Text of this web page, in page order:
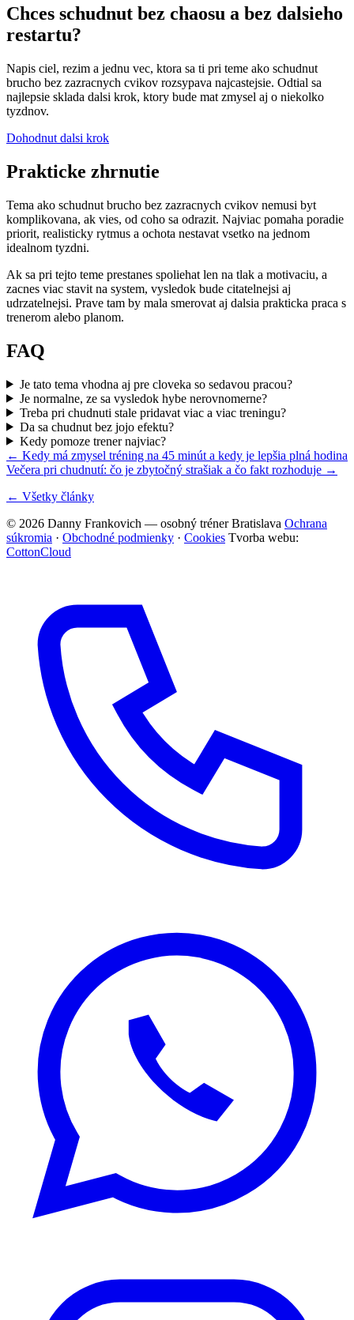
Chces schudnut bez chaosu a bez dalsieho
restartu?
Napis ciel, rezim a jednu vec, ktora sa ti pri teme ako schudnut
brucho bez zazracnych cvikov rozsypava najcastejsie. Odtial sa
najlepsie sklada dalsi krok, ktory bude mat zmysel aj o niekolko
tyzdnov.
Dohodnut dalsi krok
Prakticke zhrnutie
Tema ako schudnut brucho bez zazracnych cvikov nemusi byt
komplikovana, ak vies, od coho sa odrazit. Najviac pomaha poradie
priorit, realisticky rytmus a ochota nestavat vsetko na jednom
idealnom tyzdni.
Ak sa pri tejto teme prestanes spoliehat len na tlak a motivaciu, a
zacnes viac stavit na system, vysledok bude citatelnejsi aj
udrzatelnejsi. Prave tam by mala smerovat aj dalsia prakticka praca s
trenerom alebo planom.
FAQ
Je tato tema vhodna aj pre cloveka so sedavou pracou?
Je normalne, ze sa vysledok hybe nerovnomerne?
Treba pri chudnuti stale pridavat viac a viac treningu?
Da sa chudnut bez jojo efektu?
Kedy pomoze trener najviac?
← Kedy má zmysel tréning na 45 minút a kedy je lepšia plná hodina
Večera pri chudnutí: čo je zbytočný strašiak a čo fakt rozhoduje →
← Všetky články
© 2026 Danny Frankovich — osobný tréner Bratislava Ochrana
súkromia · Obchodné podmienky · Cookies Tvorba webu:
CottonCloud